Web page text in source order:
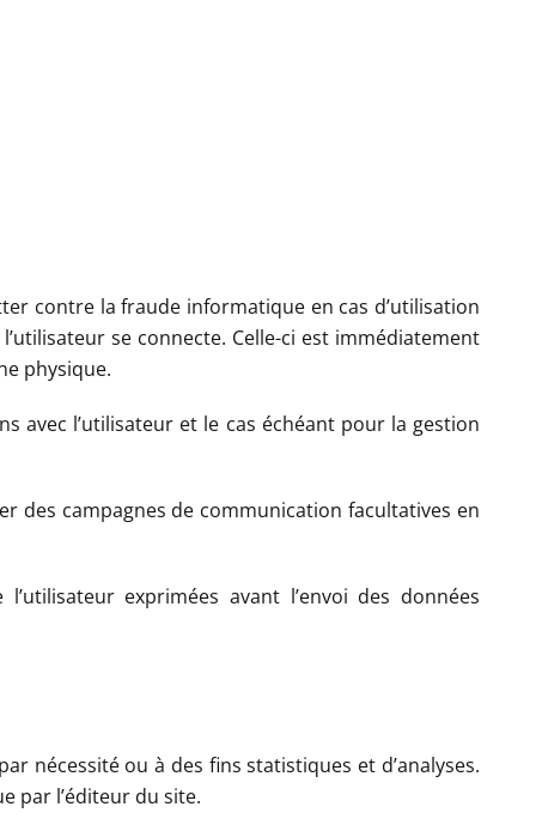
contre la fraude informatique en cas d’utilisation
se connecte. Celle-ci est immédiatement
physique.
avec l’utilisateur et le cas échéant pour la gestion
des campagnes de communication facultatives en
exprimées avant l’envoi des données
nécessité ou à des fins statistiques et d’analyses.
par l’éditeur du site.